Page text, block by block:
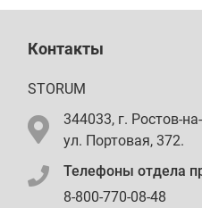
Контакты
STORUM
344033, г. Ростов-
ул. Портовая, 372.
Телефоны отдела
8-800-770-08-48